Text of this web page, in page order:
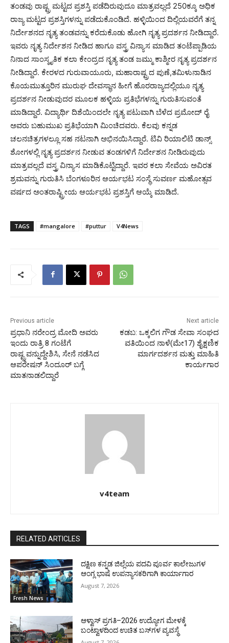
ತಂಡವು ರಾಷ್ಟ್ರ ಮಟ್ಟದ ಪ್ರಶಸ್ತಿ ಪಡೆದಿರುವುದೂ ಮಾತ್ರವಲ್ಲದೆ 250ಕ್ಕೂ ಅಧಿಕ
ರಾಜ್ಯ ಮಟ್ಟದ ಪ್ರಶಸ್ತಿಗಳನ್ನು ಪಡೆದುಕೊಂಡಿದೆ. ಹಳ್ಳಿಯಿಂದ ದಿಲ್ಲಿಯವರೆಗೆ ತನ್ನ
ನಿರ್ದೇಶನದ ನೃತ್ಯ ತಂಡವನ್ನು ಕರೆದುಕೊಡು ಹೋಗಿ ನೃತ್ಯ ಪ್ರದರ್ಶನ ನೀಡಿದ್ದಾರೆ.
ಇವರು ನೃತ್ಯ ನಿರ್ದೇಶನ ನೀಡಿದ ಹಾಗೂ ವಸ್ತ್ರ ವಿನ್ಯಾಸ ಮಾಡಿದ ತಂಟೆಪ್ಪಾಡಿಯ
ನಿನಾದ ಸಾಂಸ್ಕೃತಿಕ ಕಲಾ ಕೇಂದ್ರದ ನೃತ್ಯ ತಂಡ ಜಮ್ಮು ಕಾಶ್ಮೀರ ನೃತ್ಯ ಪ್ರದರ್ಶನ
ನೀಡಿದ್ದಾರೆ. ಕೇರಳದ ಗುರುವಾಯೂರು, ಮಹಾರಾಷ್ಟ್ರದ ಪುಣೆ,ತಮಿಳುನಾಡಿನ
ಕೊಯಮುತ್ತೂರಿನ ಮುರುಘ ದೇವಸ್ಥಾನ ಹೀಗೆ ಹೊರರಾಜ್ಯದಲ್ಲಿಯೂ ನೃತ್ಯ
ಪ್ರದರ್ಶನ ನೀಡುವುದರ ಮೂಲಕ ಹಳ್ಳಿಯ ಪ್ರತಿಭೆಗಳನ್ನು ಗುರುತಿಸುವಂತೆ
ಮಾಡಿದ್ದಾರೆ. ವಿದ್ಯಾರ್ಥಿ ದಿಶೆಯಿಂದಲೇ ನೃತ್ಯ ಪಟುವಾಗಿ ಬೆಳೆದ ಪ್ರಮೋದ್ ರೈ
ಅವರು ಬಹುಮುಖ ಪ್ರತಿಭೆಯಾಗಿ ಮಿಂಚಿದವರು. ಕೆಲವು ಕನ್ನಡ
ಚಲನಚಿತ್ರಗಳಲ್ಲೂ ಸಹ ನಟನಾಗಿ ಅಭಿನಯಿಸಿದ್ದಾರೆ. ಟಿವಿ ರಿಯಾಲಿಟಿ ಡಾನ್ಸ್
ಶೋಗಳಲ್ಲಿ ನೃತ್ಯ ಪ್ರದರ್ಶನ ನೀಡುವ ತಂಡಗಳಿಗೆ ನಿರ್ದೇಶನ ನೀಡಿರುವುದು
ಮಾತ್ರವಲ್ಲದೆ ವಸ್ತ್ರ ವಿನ್ಯಾಸ ಮಾಡಿಕೊಟ್ಟಿದ್ದಾರೆ. ಇವರ ಕಲಾ ಸೇವೆಯ ಅವಿರತ
ಶ್ರಮವನ್ನು ಗುರುತಿಸಿ ಬೆಂಗಳೂರಿನ ಆರ್ಯಭಟ ಸಂಸ್ಥೆ ಸುವರ್ಣ ಮಹೋತ್ಸವ
ವರ್ಷದ ಅಂತರಾಷ್ಟ್ರೀಯ ಆರ್ಯಭಟ ಪ್ರಶಸ್ತಿಗೆ ಆಯ್ಕೆ ಮಾಡಿದೆ.
TAGS #mangalore #puttur V4News
Previous article
ಪ್ರಧಾನಿ ನರೇಂದ್ರ ಮೋದಿ ಅವರು
ಇಂದು ರಾತ್ರಿ 8 ಗಂಟೆಗೆ
ರಾಷ್ಟ್ರವನ್ನುದ್ದೇಶಿಸಿ, ಸೇನೆ ನಡೆಸಿದ
ಆಪರೇಷನ್ ಸಿಂದೂರ್ ಬಗ್ಗೆ
ಮಾತನಾಡಲಿದ್ದಾರೆ
Next article
ಕಡಬ: ಒಕ್ಕಲಿಗ ಗೌಡ ಸೇವಾ ಸಂಘದ
ವತಿಯಿಂದ ನಾಳೆ(ಮೇ17) ಶೈಕ್ಷಣಿಕ
ಮಾರ್ಗದರ್ಶನ ಮತ್ತು ಮಾಹಿತಿ
ಕಾರ್ಯಗಾರ
v4team
RELATED ARTICLES
Fresh News
ದಕ್ಷಿಣ ಕನ್ನಡ ಜಿಲ್ಲೆಯ ಪದವಿ ಪೂರ್ವ ಕಾಲೇಜುಗಳ
ಆಂಗ್ಲ ಭಾಷೆ ಉಪನ್ಯಾಸಕರಿಗಾಗಿ ಕಾರ್ಯಾಗಾರ
August 7, 2026
ಆಳ್ವಾಸ್ ಪ್ರಗತಿ–2026 ಉದ್ಯೋಗ ಮೇಳಕ್ಕೆ
ಬಂಟ್ವಾಳದಿಂದ ಉಚಿತ ಬಸ್‌ಗಳ ವ್ಯವಸ್ಥೆ